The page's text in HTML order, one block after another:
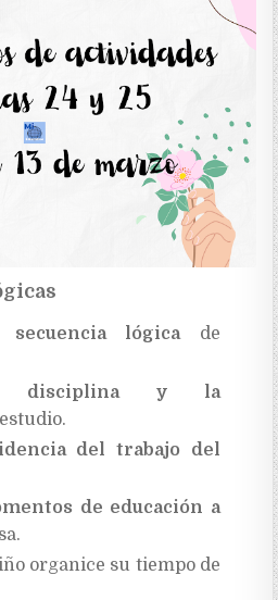
secuencia lógicade
disciplina y la
del trabajo del
de educación a
organice su tiempo de